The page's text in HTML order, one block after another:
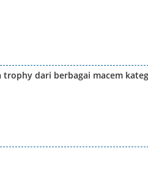
trophy dari berbagai macem